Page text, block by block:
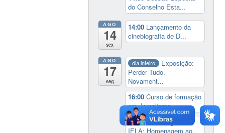
do Conselho Esta...
AGO
14
sex
14:00 Lançamento da
cinebiografia de D...
AGO
17
seg
dia inteiro
Exposição:
Perder Tudo.
Novament...
16:00Curso de formação
em Jornalismo ...
19:00 Aula Magna do
IELA: Homenagem ao...